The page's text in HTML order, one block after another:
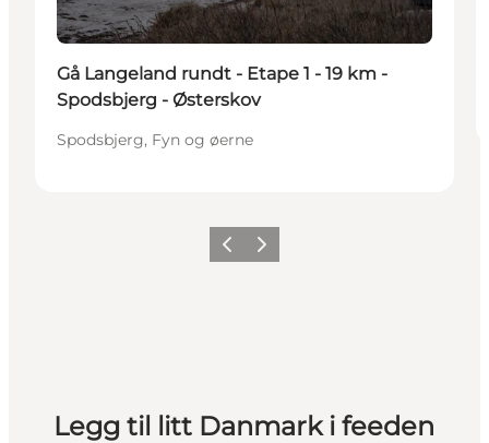
Gå Langeland rundt - Etape 1 - 19 km -
Spodsbjerg - Østerskov
Spodsbjerg, Fyn og øerne
ForrigeNeste
Legg til litt Danmark i feeden